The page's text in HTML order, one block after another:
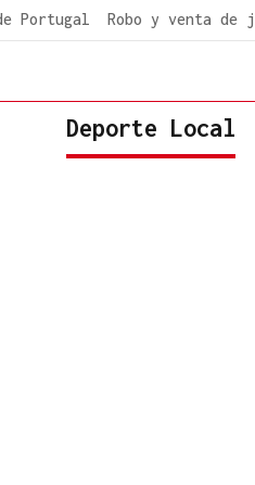
Portugal Robo y venta de
Deporte Local